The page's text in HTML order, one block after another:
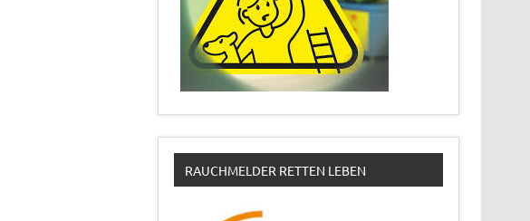
RAUCHMELDER RETTEN LEBEN